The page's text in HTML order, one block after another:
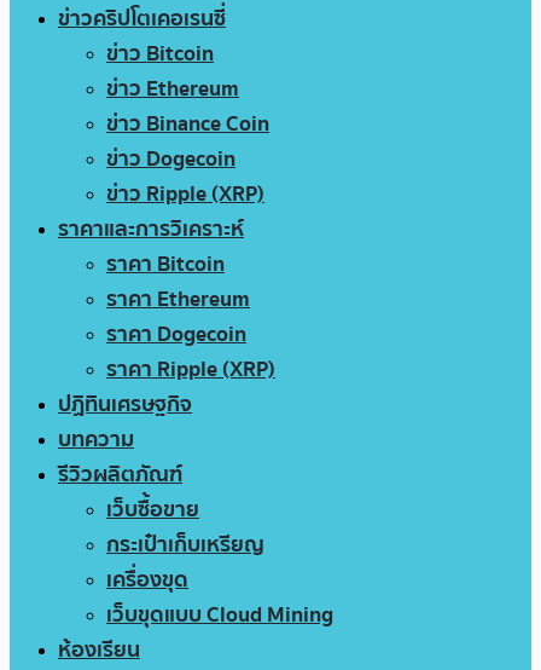
ข่าวคริปโตเคอเรนซี่
ข่าว Bitcoin
ข่าว Ethereum
ข่าว Binance Coin
ข่าว Dogecoin
ข่าว Ripple (XRP)
ราคาและการวิเคราะห์
ราคา Bitcoin
ราคา Ethereum
ราคา Dogecoin
ราคา Ripple (XRP)
ปฏิทินเศรษฐกิจ
บทความ
รีวิวผลิตภัณฑ์
เว็บซื้อขาย
กระเป๋าเก็บเหรียญ
เครื่องขุด
เว็บขุดแบบ Cloud Mining
ห้องเรียน